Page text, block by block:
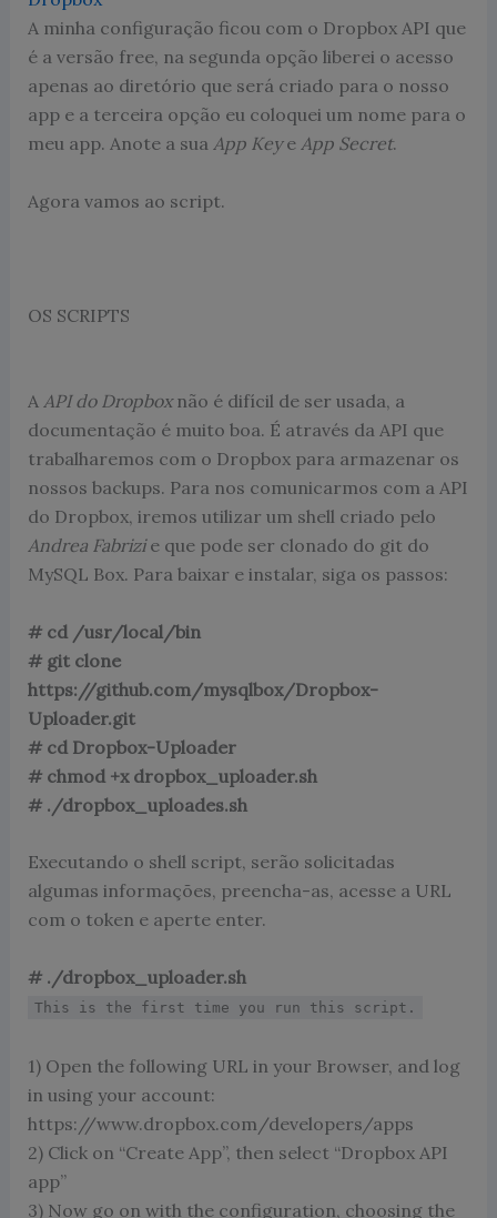
A minha configuração ficou com o Dropbox API que
é a versão free, na segunda opção liberei o acesso
apenas ao diretório que será criado para o nosso
app e a terceira opção eu coloquei um nome para o
meu app. Anote a sua App Keye App Secret.
Agora vamos ao script.
OS SCRIPTS
A API do Dropboxnão é difícil de ser usada, a
documentação é muito boa. É através da API que
trabalharemos com o Dropbox para armazenar os
nossos backups. Para nos comunicarmos com a API
do Dropbox, iremos utilizar um shell criado pelo
Andrea Fabrizie que pode ser clonado do git do
MySQL Box. Para baixar e instalar, siga os passos:
# cd /usr/local/bin
# git clone
https://github.com/mysqlbox/Dropbox-
Uploader.git
# cd Dropbox-Uploader
# chmod +x dropbox_uploader.sh
# ./dropbox_uploades.sh
Executando o shell script, serão solicitadas
algumas informações, preencha-as, acesse a URL
com o token e aperte enter.
# ./dropbox_uploader.sh
This is the first time you run this script.
1) Open the following URL in your Browser, and log
in using your account:
https://www.dropbox.com/developers/apps
2) Click on “Create App”, then select “Dropbox API
app”
3) Now go on with the configuration, choosing the